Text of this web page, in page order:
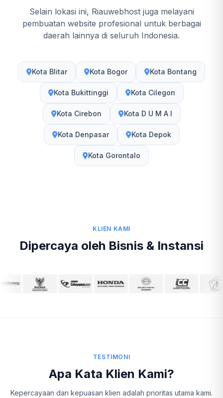
Selain lokasi ini, Riauwebhost juga melayani
pembuatan website profesional untuk berbagai
daerah lainnya di seluruh Indonesia.
Kota Blitar Kota Bogor Kota Bontang
Kota Bukittinggi Kota Cilegon
Kota Cirebon Kota D U M A I
Kota Denpasar Kota Depok
Kota Gorontalo
KLIEN KAMI
Dipercaya oleh Bisnis & Instansi
TESTIMONI
Apa Kata Klien Kami?
Kepercayaan dan kepuasan klien adalah prioritas utama kami.